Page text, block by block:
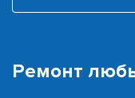
Ремонт